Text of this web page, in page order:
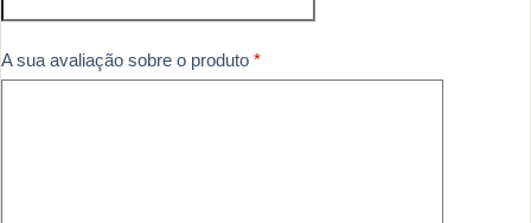
A sua avaliação sobre o produto *